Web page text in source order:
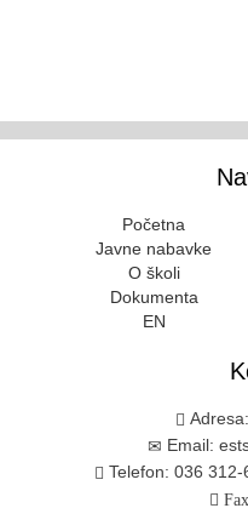
Početna
Javne nabavke
O školi
Dokumenta
EN
Email:
Telefon: 036